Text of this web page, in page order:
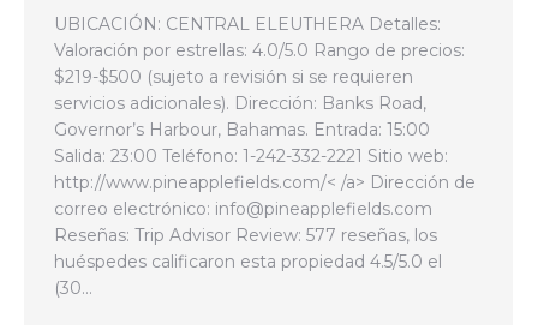
UBICACIÓN: CENTRAL ELEUTHERA Detalles:
Valoración por estrellas: 4.0/5.0 Rango de precios:
$219-$500 (sujeto a revisión si se requieren
servicios adicionales). Dirección: Banks Road,
Governor’s Harbour, Bahamas. Entrada: 15:00
Salida: 23:00 Teléfono: 1-242-332-2221 Sitio web:
http://www.pineapplefields.com/< /a> Dirección de
correo electrónico: info@pineapplefields.com
Reseñas: Trip Advisor Review: 577 reseñas, los
huéspedes calificaron esta propiedad 4.5/5.0 el
(30…